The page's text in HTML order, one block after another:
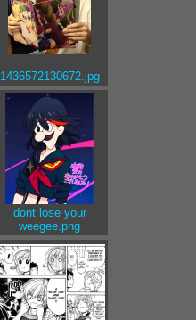
1436572130672.jpg
dont lose your
weegee.png